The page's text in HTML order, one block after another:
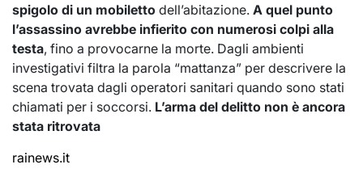
spigolo di un mobiletto dell’abitazione. A quel punto
l’assassino avrebbe infierito con numerosi colpi alla
testa, fino a provocarne la morte. Dagli ambienti
investigativi filtra la parola “mattanza” per descrivere la
scena trovata dagli operatori sanitari quando sono stati
chiamati per i soccorsi. L’arma del delitto non è ancora
stata ritrovata
rainews.it